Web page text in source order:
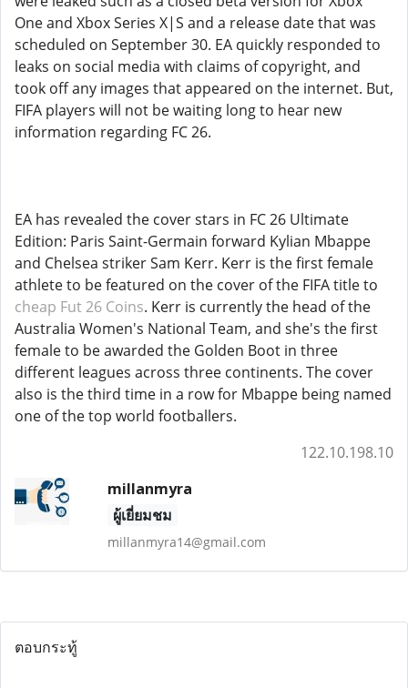
One and Xbox Series X|S and a release date that was
scheduled on September 30. EA quickly responded to
leaks on social media with claims of copyright, and
took off any images that appeared on the internet. But,
FIFA players will not be waiting long to hear new
information regarding FC 26.
EA has revealed the cover stars in FC 26 Ultimate
Edition: Paris Saint-Germain forward Kylian Mbappe
and Chelsea striker Sam Kerr. Kerr is the first female
athlete to be featured on the cover of the FIFA title to
cheap Fut 26 Coins. Kerr is currently the head of the
Australia Women's National Team, and she's the first
female to be awarded the Golden Boot in three
different leagues across three continents. The cover
also is the third time in a row for Mbappe being named
one of the top world footballers.
122.10.198.10
millanmyra
ผู้เยี่ยมชม
millanmyra14@gmail.com
ตอบกระทู้